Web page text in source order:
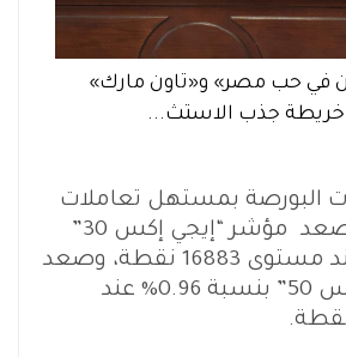
في حب مصر» و«تاون مارك»
البورصة بمستهل تعاملات
اليوم الثلاثاء، وصعد مؤشر “إيجي إكس 30”
بنسبة 0.6% عند مستوى 16883 نقطة، وصعد
مؤشر “إيجي إكس 50” بنسبة 0.96% عند